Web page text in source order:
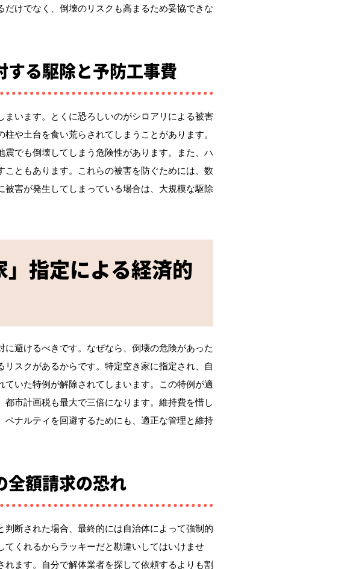
けでなく、倒壊のリスクも高まるため妥協できな
する駆除と予防工事費
います。とくに恐ろしいのがシロアリによる被害
や土台を食い荒らされてしまうことがあります。
でも倒壊してしまう危険性があります。また、ハ
ともあります。これらの被害を防ぐためには、数
害が発生してしまっている場合は、大規模な駆除
指定による経済的
避けるべきです。なぜなら、倒壊の危険があった
スクがあるからです。特定空き家に指定され、自
いた特例が解除されてしまいます。この特例が適
市計画税も最大で三倍になります。維持費を惜し
ナルティを回避するためにも、適正な管理と維持
全額請求の恐れ
断された場合、最終的には自治体によって強制的
くれるからラッキーだと勘違いしてはいけませ
ます。自分で解体業者を探して依頼するよりも割